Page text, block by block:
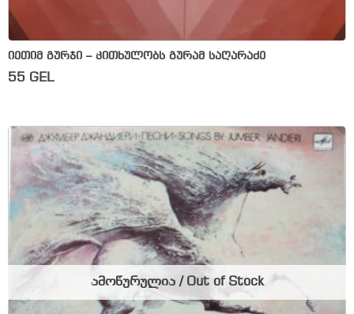
იეთიმ გურჯი – კითხულობს გურამ საღარაძე
55 GEL
ამოწურულია / Out of Stock